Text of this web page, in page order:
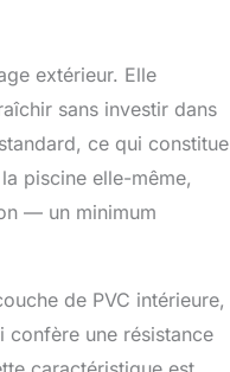
extérieur. Elle
sans investir dans
ce qui constitue
piscine elle-même,
— un minimum
de PVC intérieure,
confère une résistance